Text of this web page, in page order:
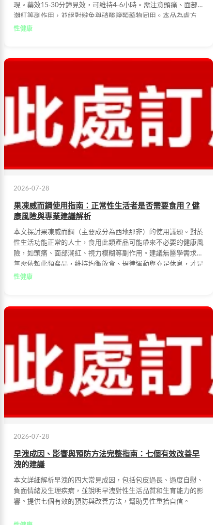
現。藥效15-30分鐘見效，可維持4-6小時。需注意頭痛、面部
潮紅等副作用，並絕對避免與硝酸鹽類藥物同用。本品為處方
藥，使用前請諮詢醫師意見。
性健康
2026-07-28
果凍威而鋼使用指南：正常性生活者是否需要食用？健
康風險與專業建議解析
本文探討果凍威而鋼（主要成分為西地那非）的使用議題。對於
性生活功能正常的人士，食用此類產品可能帶來不必要的健康風
險，如頭痛、面部潮紅、視力模糊等副作用。建議無醫學需求者
無需依賴此類產品，維持均衡飲食、規律運動與充足休息，才是
提升男性功能的自然途徑。
性健康
2026-07-28
早洩成因、影響與預防方法完整指南：七個有效改善早
洩的建議
本文詳細解析早洩的四大常見成因，包括包皮過長、過度自慰、
負面情緒及生理疾病，並說明早洩對性生活品質和生育能力的影
響。提供七個有效的預防與改善方法，幫助男性重拾自信。